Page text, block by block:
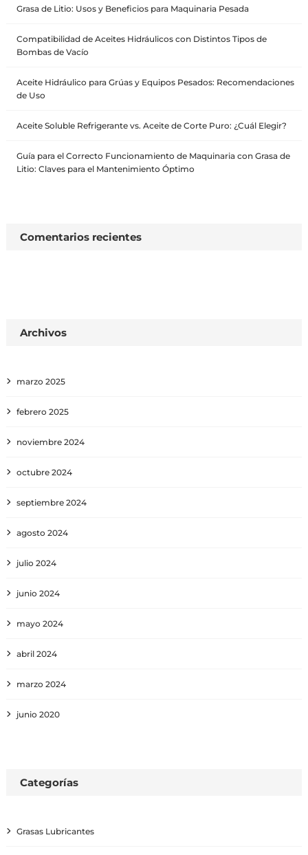
Grasa de Litio: Usos y Beneficios para Maquinaria Pesada
Compatibilidad de Aceites Hidráulicos con Distintos Tipos de
Bombas de Vacío
Aceite Hidráulico para Grúas y Equipos Pesados: Recomendaciones
de Uso
Aceite Soluble Refrigerante vs. Aceite de Corte Puro: ¿Cuál Elegir?
Guía para el Correcto Funcionamiento de Maquinaria con Grasa de
Litio: Claves para el Mantenimiento Óptimo
Comentarios recientes
Archivos
marzo 2025
febrero 2025
noviembre 2024
octubre 2024
septiembre 2024
agosto 2024
julio 2024
junio 2024
mayo 2024
abril 2024
marzo 2024
junio 2020
Categorías
Grasas Lubricantes